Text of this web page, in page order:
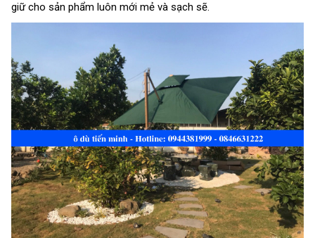
giữ cho sản phẩm luôn mới mẻ và sạch sẽ.